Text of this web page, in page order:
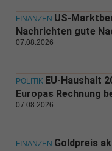
FINANZEN US-
Nachrichten gute
07.08.2026
POLITIK EU-Haushalt
Europas Rechnung
07.08.2026
FINANZEN Goldpreis